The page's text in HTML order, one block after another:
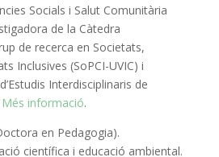
Socials i Salut Comunitària
de la Càtedra
de recerca en Societats,
Inclusives (SoPCI-UVIC) i
Interdisciplinaris de
Més informació.
en Pedagogia).
científica i educació ambiental.